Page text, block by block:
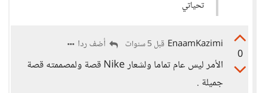
تحياتي
0
EnaamKazimi قبل 5 سنوات أضف ردا
الأمر ليس عام تماما ولشعار Nike قصة ولمصممته قصة
جميلة .